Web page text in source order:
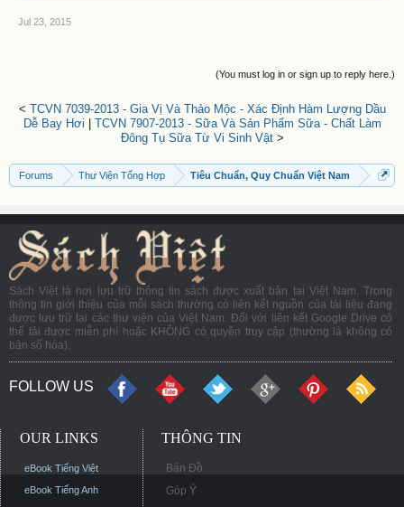
Jul 23, 2015
(You must log in or sign up to reply here.)
< TCVN 7039-2013 - Gia Vị Và Thảo Mộc - Xác Định Hàm Lượng Dầu
Dễ Bay Hơi
TCVN 7907-2013 - Sữa Và Sản Phẩm Sữa - Chất Làm
Đông Tụ Sữa Từ Vi Sinh Vật>
Forums Thư Viện Tổng Hợp Tiêu Chuẩn, Quy Chuẩn Việt Nam
Sách Việt là nơi lưu trữ thông tin sách được xuất bản tại Việt Nam. Trong
thông tin giới thiệu của mỗi sách thường có liên kết nguồn của tài liệu đang
được lưu trữ tại các thư viện của Việt Nam. Đối với liên kết Google Drive có
thể tải được miễn phí hoặc KHÔNG có quyền truy cập (thường là không có
bản số hóa).
FOLLOW US
OUR LINKS
eBook Tiếng Việt
eBook Tiếng Anh
THÔNG TIN
Bản Đồ
Góp Ý